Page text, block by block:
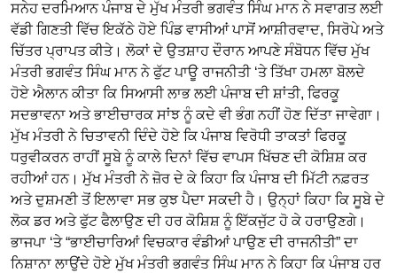
ਸਨੇਹ ਦਰਮਿਆਨ ਪੰਜਾਬ ਦੇ ਮੁੱਖ ਮੰਤਰੀ ਭਗਵੰਤ ਸਿੰਘ ਮਾਨ ਨੇ ਸਵਾਗਤ ਲਈ
ਵੱਡੀ ਗਿਣਤੀ ਵਿੱਚ ਇਕੱਠੇ ਹੋਏ ਪਿੰਡ ਵਾਸੀਆਂ ਪਾਸੋਂ ਆਸ਼ੀਰਵਾਦ, ਸਿਰੋਪੇ ਅਤੇ
ਚਿੱਤਰ ਪ੍ਰਾਪਤ ਕੀਤੇ। ਲੋਕਾਂ ਦੇ ਉਤਸ਼ਾਹ ਦੌਰਾਨ ਆਪਣੇ ਸੰਬੋਧਨ ਵਿੱਚ ਮੁੱਖ
ਮੰਤਰੀ ਭਗਵੰਤ ਸਿੰਘ ਮਾਨ ਨੇ ਫੁੱਟ ਪਾਊ ਰਾਜਨੀਤੀ ‘ਤੇ ਤਿੱਖਾ ਹਮਲਾ ਬੋਲਦੇ
ਹੋਏ ਐਲਾਨ ਕੀਤਾ ਕਿ ਸਿਆਸੀ ਲਾਭ ਲਈ ਪੰਜਾਬ ਦੀ ਸ਼ਾਂਤੀ, ਫਿਰਕੂ
ਸਦਭਾਵਨਾ ਅਤੇ ਭਾਈਚਾਰਕ ਸਾਂਝ ਨੂੰ ਕਦੇ ਵੀ ਭੰਗ ਨਹੀਂ ਹੋਣ ਦਿੱਤਾ ਜਾਵੇਗਾ।
ਮੁੱਖ ਮੰਤਰੀ ਨੇ ਚਿਤਾਵਨੀ ਦਿੰਦੇ ਹੋਏ ਕਿ ਪੰਜਾਬ ਵਿਰੋਧੀ ਤਾਕਤਾਂ ਫਿਰਕੂ
ਧਰੁਵੀਕਰਨ ਰਾਹੀਂ ਸੂਬੇ ਨੂੰ ਕਾਲੇ ਦਿਨਾਂ ਵਿੱਚ ਵਾਪਸ ਖਿੱਚਣ ਦੀ ਕੋਸ਼ਿਸ਼ ਕਰ
ਰਹੀਆਂ ਹਨ। ਮੁੱਖ ਮੰਤਰੀ ਨੇ ਜ਼ੋਰ ਦੇ ਕੇ ਕਿਹਾ ਕਿ ਪੰਜਾਬ ਦੀ ਮਿੱਟੀ ਨਫ਼ਰਤ
ਅਤੇ ਦੁਸ਼ਮਣੀ ਤੋਂ ਇਲਾਵਾ ਸਭ ਕੁਝ ਪੈਦਾ ਸਕਦੀ ਹੈ। ਉਨ੍ਹਾਂ ਕਿਹਾ ਕਿ ਸੂਬੇ ਦੇ
ਲੋਕ ਡਰ ਅਤੇ ਫੁੱਟ ਫੈਲਾਉਣ ਦੀ ਹਰ ਕੋਸ਼ਿਸ਼ ਨੂੰ ਇੱਕਜੁੱਟ ਹੋ ਕੇ ਹਰਾਉਣਗੇ।
ਭਾਜਪਾ ‘ਤੇ “ਭਾਈਚਾਰਿਆਂ ਵਿਚਕਾਰ ਵੰਡੀਆਂ ਪਾਉਣ ਦੀ ਰਾਜਨੀਤੀ” ਦਾ
ਨਿਸ਼ਾਨਾ ਲਾਉਂਦੇ ਹੋਏ ਮੁੱਖ ਮੰਤਰੀ ਭਗਵੰਤ ਸਿੰਘ ਮਾਨ ਨੇ ਕਿਹਾ ਕਿ ਪੰਜਾਬ ਹਰ